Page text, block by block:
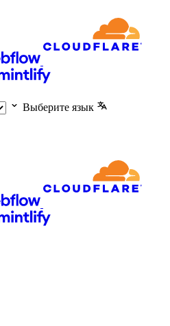
Выберите язык